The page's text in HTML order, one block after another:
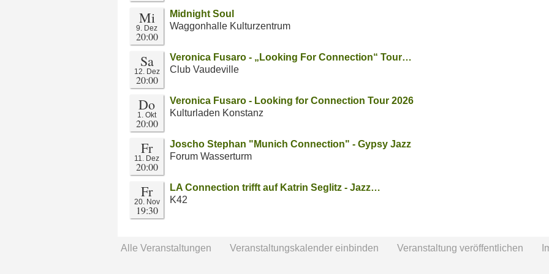
Mi
9. Dez
20:00
Midnight Soul
Waggonhalle Kulturzentrum
Sa
12. Dez
20:00
Veronica Fusaro - „Looking For Connection“ Tour…
Club Vaudeville
Do
1. Okt
20:00
Veronica Fusaro - Looking for Connection Tour 2026
Kulturladen Konstanz
Fr
11. Dez
20:00
Joscho Stephan "Munich Connection" - Gypsy Jazz
Forum Wasserturm
Fr
20. Nov
19:30
LA Connection trifft auf Katrin Seglitz - Jazz…
K42
Alle Veranstaltungen Veranstaltungskalender einbinden Veranstaltung veröffentlichen